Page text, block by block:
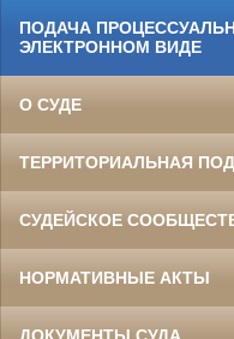
ПОДАЧА
ЭЛЕКТРОННОМ ВИДЕ
О СУДЕ
ТЕРРИТОРИАЛЬНАЯ
СУДЕЙСКОЕ
НОРМАТИВНЫЕ АКТЫ